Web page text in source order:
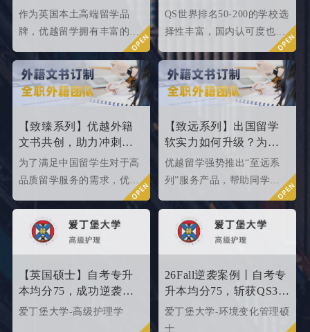
条件终极大盘点！
作为英国本土高端留学品
牌，优越留学拥有丰富的名
校申请成功案例，借此篇文
章为大家盘点英国top 10名
校2024年申请条件，给正在
准备25fall硕士申请的同学
请条件大盘点
QS世界排名50-200的学校选
择性丰富，国内认可度也很
高，所以今天优越就来给大
家盘点一下25fallQS前50-
000内英国院校的申请条件
如何。
【致臻系列】优越外籍
文书共创，助力冲刺世
界名校硕士offer！
为了满足中国留学生对于高
品质留学服务的需求，优越
留学推出了更适合世界名校
服务产品。该留学服务产品
以外籍文书高端定制为核
新等留学多地域，包含本科/
在帮助更多学生拿下理想院
【致远系列】出国留学
软实力如何升级？为
2026/2027fall冲刺度身定
制！
优越留学强势推出“至远系
列”服务产品，帮助同学们
【英国硕士】自考专升
本均分75，成功逆袭
QS34爱丁堡高级护理硕
爱丁堡大学-高级护理学
26Fall逆袭案例丨自考专
升本均分75，斩获QS35
爱丁堡高级护理硕士！
爱丁堡大学-环境变化管理硕
士